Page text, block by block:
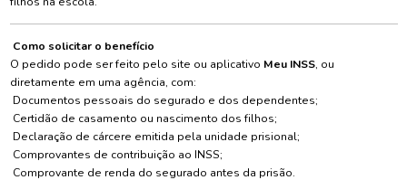
Como solicitar o benefício
O pedido pode ser feito pelo site ou aplicativo Meu INSS, ou
diretamente em uma agência, com:
Documentos pessoais do segurado e dos dependentes;
Certidão de casamento ou nascimento dos filhos;
Declaração de cárcere emitida pela unidade prisional;
Comprovantes de contribuição ao INSS;
Comprovante de renda do segurado antes da prisão.